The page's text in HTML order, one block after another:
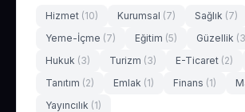
Hizmet (10) Kurumsal (7) Sağlık (7)
Yeme-İçme (7) Eğitim (5) Güzellik
Hukuk (3) Turizm (3) E-Ticaret (2)
Tanıtım (2) Emlak (1) Finans (1)
Yayıncılık (1)